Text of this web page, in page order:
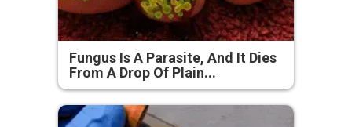
Fungus Is A Parasite, And It Dies
From A Drop Of Plain...